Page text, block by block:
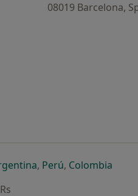
08019 Barcelona,
separador
num novo separador
abre num novo
, Perúabre num novo
, Colombiaabre